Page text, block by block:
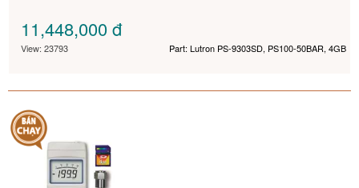
11,448,000đ
View: 23793 Part: Lutron PS-9303SD, PS100-50BAR, 4GB